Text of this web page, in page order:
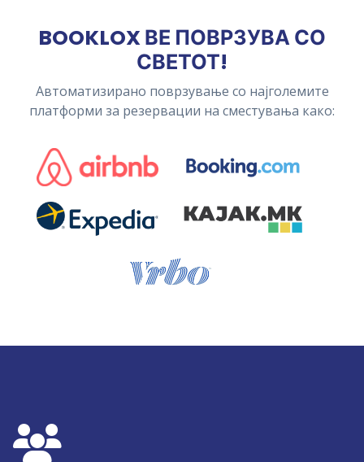
BOOKLOX ВЕ ПОВРЗУВА СО
СВЕТОТ!
Автоматизирано поврзување со најголемите
платформи за резервации на сместувања како: